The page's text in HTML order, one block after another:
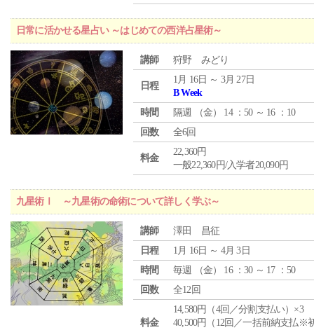
日常に活かせる星占い ～はじめての西洋占星術～
講師 狩野 みどり
日程
1月 16日 ～ 3月 27日
B Week
時間
隔週 （金） 14 ：50 ～ 16 ：10
回数
全6回
料金
22,360円
一般22,360円/入学者20,090円
九星術Ⅰ ～九星術の命術について詳しく学ぶ～
講師
澤田 昌征
日程
1月 16日 ～ 4月 3日
時間
毎週 （金） 16 ：30 ～ 17 ：50
回数
全12回
料金
14,580円（4回／分割支払い）×3
40,500円（12回／一括前納支払※